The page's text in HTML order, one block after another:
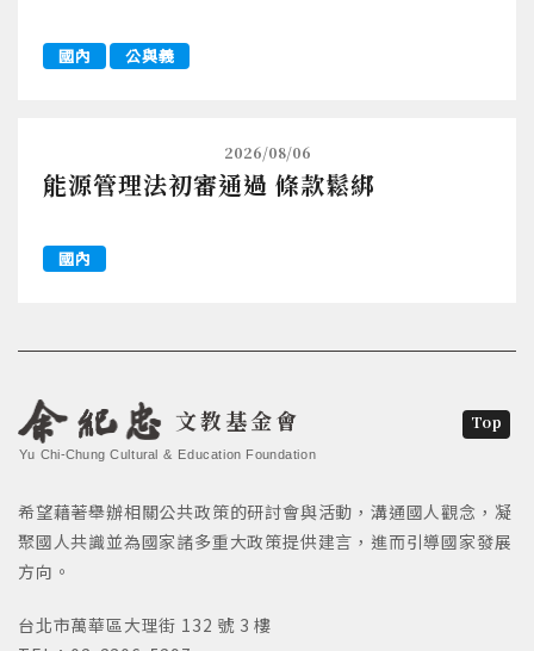
國內 公與義
2026/08/06
能源管理法初審通過 條款鬆綁
國內
文教基金會
Yu Chi-Chung Cultural & Education Foundation
希望藉著舉辦相關公共政策的研討會與活動，溝通國人觀念，凝
聚國人共識並為國家諸多重大政策提供建言，進而引導國家發展
方向。
台北市萬華區大理街 132 號 3 樓
Top